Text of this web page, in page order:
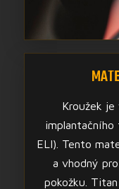
Kroužek je
ELI). Tento
a vhodný
pokožku.